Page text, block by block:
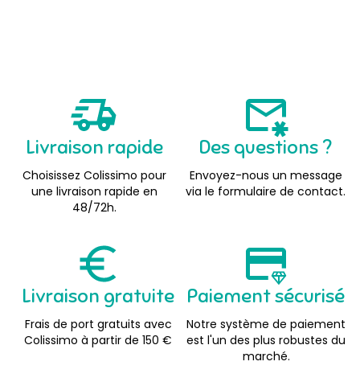
Livraison rapide
Choisissez Colissimo pour
une livraison rapide en
48/72h.
Des questions ?
Envoyez-nous un message
via le formulaire de contact.
Livraison gratuite
Frais de port gratuits avec
Colissimo à partir de 150 €
Paiement sécurisé
Notre système de paiement
est l'un des plus robustes du
marché.